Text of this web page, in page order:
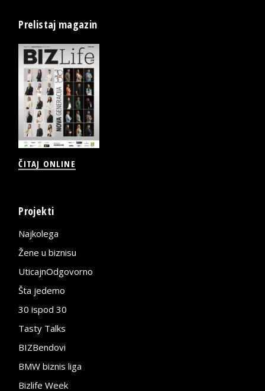
Prelistaj magazin
ČITAJ ONLINE
Projekti
Najkolega
Žene u biznisu
UticajnOdgovorno
Šta jedemo
30 ispod 30
Tasty Talks
BIZBendovi
BMW biznis liga
Bizlife Week